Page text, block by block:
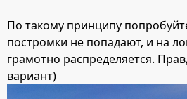
По такому принципу
постромки не попадают, и на
грамотно распределяется.
вариант)